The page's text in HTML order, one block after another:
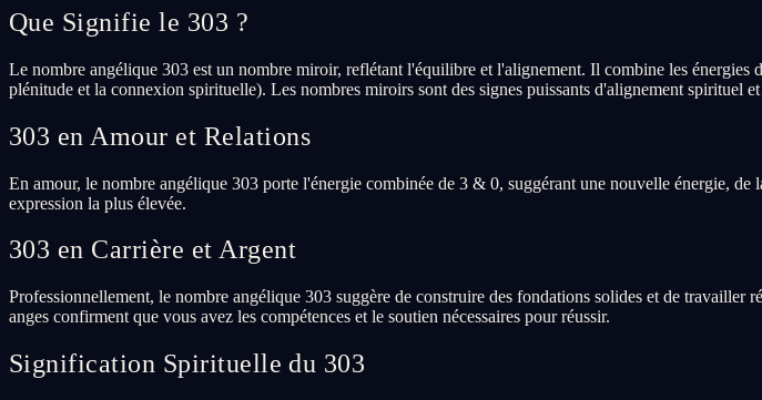
Que Signifie le 303 ?
Le nombre angélique 303 est un nombre miroir, reflétant l'équilibre et l'alignement. Il combine les
plénitude et la connexion spirituelle). Les nombres miroirs sont des signes puissants d'alignement spirituel
303 en Amour et Relations
En amour, le nombre angélique 303 porte l'énergie combinée de 3 & 0, suggérant une nouvelle énergie,
expression la plus élevée.
303 en Carrière et Argent
Professionnellement, le nombre angélique 303 suggère de construire des fondations solides et de
anges confirment que vous avez les compétences et le soutien nécessaires pour réussir.
Signification Spirituelle du 303